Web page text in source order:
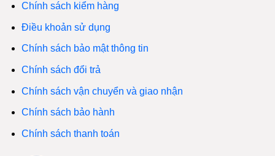
Chính sách kiểm hàng
Điều khoản sử dụng
Chính sách bảo mật thông tin
Chính sách đổi trả
Chính sách vận chuyển và giao nhận
Chính sách bảo hành
Chính sách thanh toán